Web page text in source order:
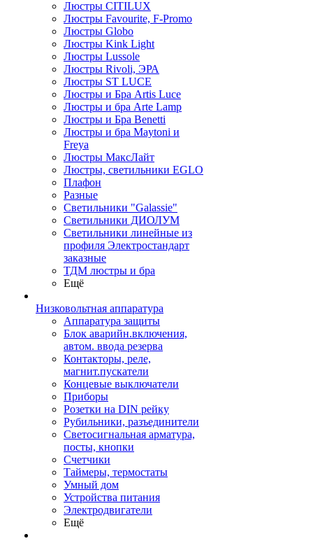
Люстры CITILUX
Люстры Favourite, F-Promo
Люстры Globo
Люстры Kink Light
Люстры Lussole
Люстры Rivoli, ЭРА
Люстры ST LUCE
Люстры и Бра Artis Luce
Люстры и бра Arte Lamp
Люстры и Бра Benetti
Люстры и бра Maytoni и
Freya
Люстры МаксЛайт
Люстры, светильники EGLO
Плафон
Разные
Светильники "Galassie"
Светильники ДИОЛУМ
Светильники линейные из
профиля Электростандарт
заказные
ТДМ люстры и бра
Ещё
Низковольтная аппаратура
Аппаратура защиты
Блок аварийн.включения,
автом. ввода резерва
Контакторы, реле,
магнит.пускатели
Концевые выключатели
Приборы
Розетки на DIN рейку
Рубильники, разъединители
Светосигнальная арматура,
посты, кнопки
Счетчики
Таймеры, термостаты
Умный дом
Устройства питания
Электродвигатели
Ещё